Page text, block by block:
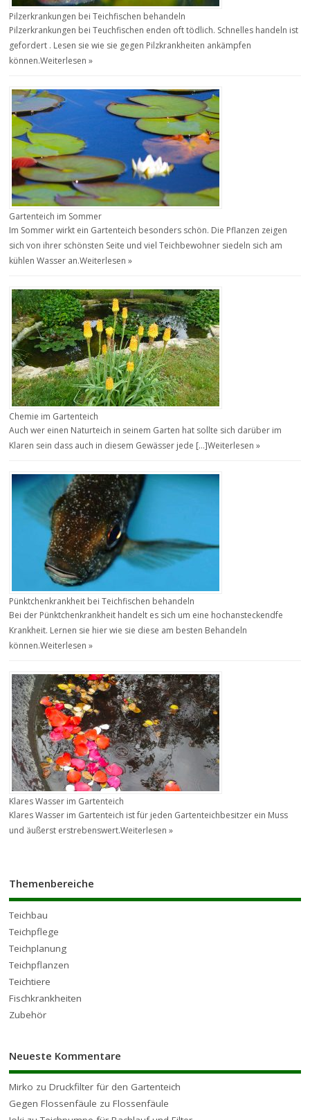
Pilzerkrankungen bei Teichfischen behandeln
Pilzerkrankungen bei Teuchfischen enden oft tödlich. Schnelles handeln ist
gefordert . Lesen sie wie sie gegen Pilzkrankheiten ankämpfen
können.Weiterlesen »
Gartenteich im Sommer
Im Sommer wirkt ein Gartenteich besonders schön. Die Pflanzen zeigen
sich von ihrer schönsten Seite und viel Teichbewohner siedeln sich am
kühlen Wasser an.Weiterlesen »
Chemie im Gartenteich
Auch wer einen Naturteich in seinem Garten hat sollte sich darüber im
Klaren sein dass auch in diesem Gewässer jede […]Weiterlesen »
Pünktchenkrankheit bei Teichfischen behandeln
Bei der Pünktchenkrankheit handelt es sich um eine hochansteckendfe
Krankheit. Lernen sie hier wie sie diese am besten Behandeln
können.Weiterlesen »
Klares Wasser im Gartenteich
Klares Wasser im Gartenteich ist für jeden Gartenteichbesitzer ein Muss
und äußerst erstrebenswert.Weiterlesen »
Themenbereiche
Teichbau
Teichpflege
Teichplanung
Teichpflanzen
Teichtiere
Fischkrankheiten
Zubehör
Neueste Kommentare
Mirko zuDruckfilter für den Gartenteich
Gegen Flossenfäule zuFlossenfäule